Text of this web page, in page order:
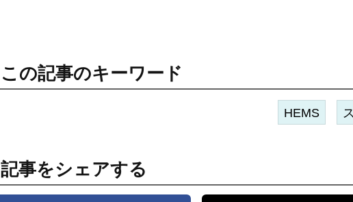
この記事のキーワード
HEMS
記事をシェアする